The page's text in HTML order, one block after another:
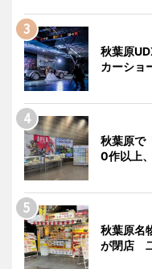
秋葉原
カーショ
秋葉原で
0作以上
秋葉原名
が閉店